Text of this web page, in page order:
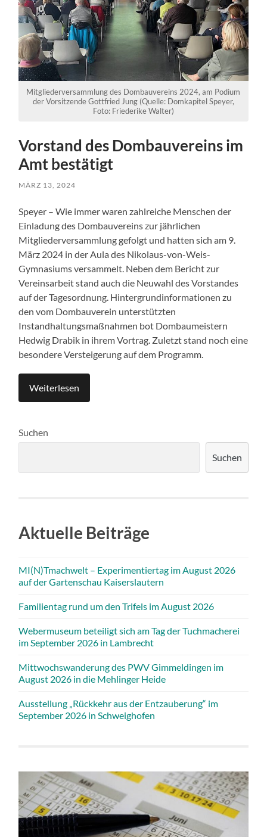
Mitgliederversammlung des Dombauvereins 2024, am Podium
der Vorsitzende Gottfried Jung (Quelle: Domkapitel Speyer,
Foto: Friederike Walter)
Vorstand des Dombauvereins im
Amt bestätigt
MÄRZ 13, 2024
Speyer – Wie immer waren zahlreiche Menschen der
Einladung des Dombauvereins zur jährlichen
Mitgliederversammlung gefolgt und hatten sich am 9.
März 2024 in der Aula des Nikolaus-von-Weis-
Gymnasiums versammelt. Neben dem Bericht zur
Vereinsarbeit stand auch die Neuwahl des Vorstandes
auf der Tagesordnung. Hintergrundinformationen zu
den vom Dombauverein unterstützten
Instandhaltungsmaßnahmen bot Dombaumeistern
Hedwig Drabik in ihrem Vortrag. Zuletzt stand noch eine
besondere Versteigerung auf dem Programm.
Weiterlesen
Suchen
Suchen
Aktuelle Beiträge
MI(N)Tmachwelt – Experimentiertag im August 2026
auf der Gartenschau Kaiserslautern
Familientag rund um den Trifels im August 2026
Webermuseum beteiligt sich am Tag der Tuchmacherei
im September 2026 in Lambrecht
Mittwochswanderung des PWV Gimmeldingen im
August 2026 in die Mehlinger Heide
Ausstellung „Rückkehr aus der Entzauberung“ im
September 2026 in Schweighofen